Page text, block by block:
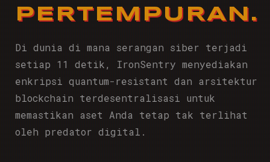
PERTEMPURAN.
Di dunia di mana serangan siber terjadi
setiap 11 detik, IronSentry menyediakan
enkripsi quantum-resistant dan arsitektur
blockchain terdesentralisasi untuk
memastikan aset Anda tetap tak terlihat
oleh predator digital.